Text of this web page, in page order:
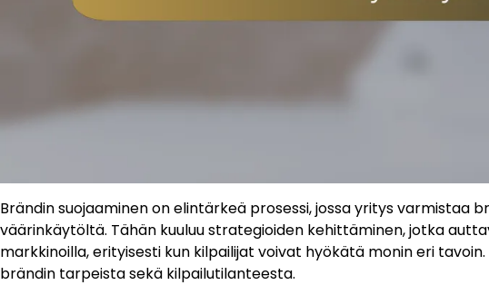
Brändin suojaaminen on elintärkeä prosessi, jossa yritys varmistaa
väärinkäytöltä. Tähän kuuluu strategioiden kehittäminen, jotka
markkinoilla, erityisesti kun kilpailijat voivat hyökätä monin eri
brändin tarpeista sekä kilpailutilanteesta.